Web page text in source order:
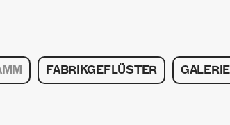
FABRIKGEFLÜSTER GALERIE